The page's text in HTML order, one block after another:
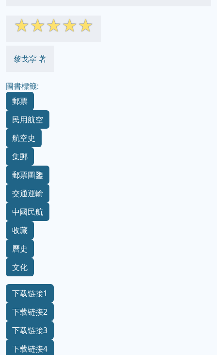
☆☆☆☆☆
黎戈寜 著
圖書標籤:
郵票
民用航空
航空史
集郵
郵票圖鑒
交通運輸
中國民航
收藏
曆史
文化
下载链接1
下载链接2
下载链接3
下载链接4